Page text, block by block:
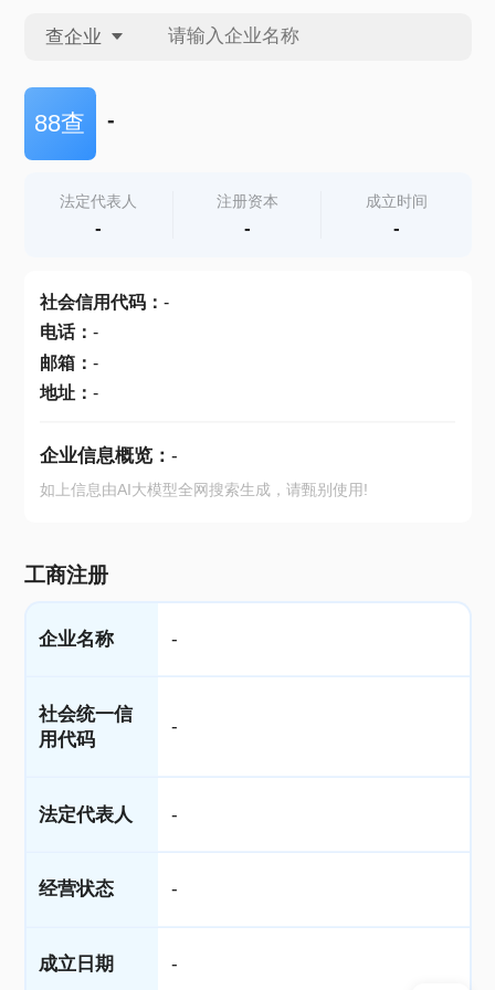
查企业
查企业
查产地
88查 -
法定代表人
-
注册资本
-
成立时间
-
社会信用代码： -
电话： -
邮箱： -
地址： -
企业信息概览： -
如上信息由AI大模型全网搜索生成，请甄别使用!
工商注册
企业名称 -
社会统一信
用代码
-
法定代表人 -
经营状态 -
成立日期 -